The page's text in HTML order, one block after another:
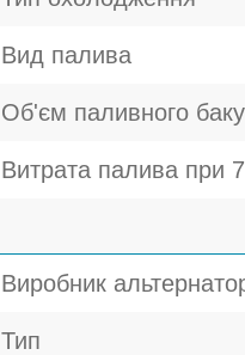
Вид палива
Об'єм паливного баку
Витрата палива при
Виробник
Тип